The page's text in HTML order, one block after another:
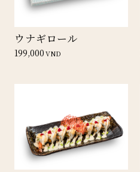
ウナギロール
199,000VND